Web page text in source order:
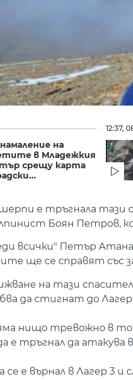
на
в Младежкия
срещу карта
12:37,
е тръгнала тази
Боян Петров,
всички" Петър
ще се справят със
на тази
да стигнат до Лагер
нищо тревожно в
тръгнал да атакува
е върнал в Лагер 3 и